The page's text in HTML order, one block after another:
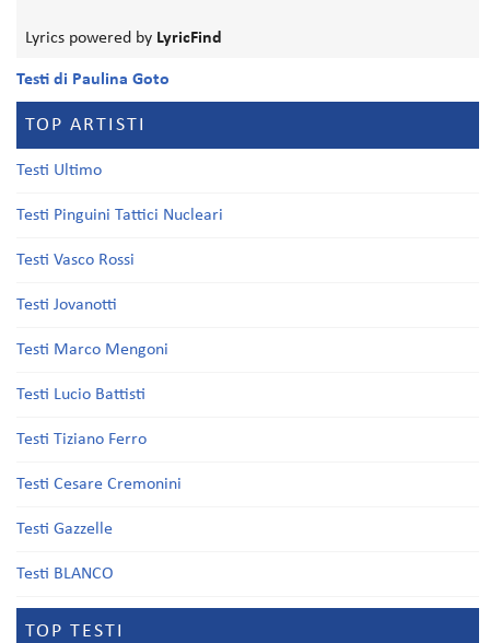
Lyrics powered by LyricFind
Testi di Paulina Goto
TOP ARTISTI
Testi Ultimo
Testi Pinguini Tattici Nucleari
Testi Vasco Rossi
Testi Jovanotti
Testi Marco Mengoni
Testi Lucio Battisti
Testi Tiziano Ferro
Testi Cesare Cremonini
Testi Gazzelle
Testi BLANCO
TOP TESTI